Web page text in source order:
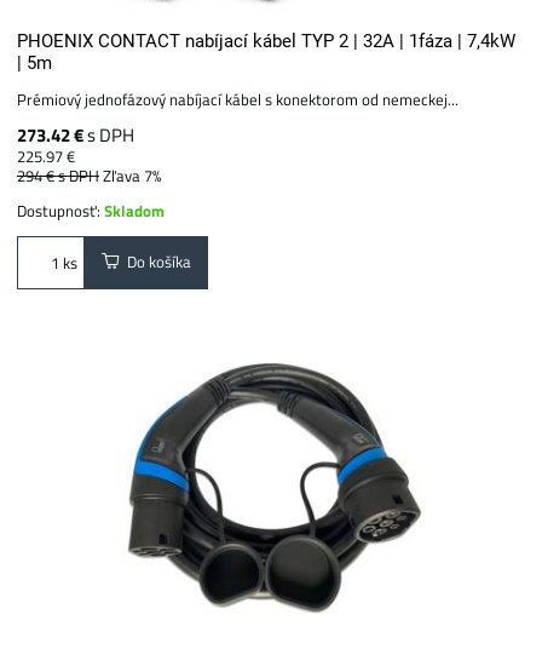
PHOENIX CONTACT nabíjací kábel TYP 2 | 32A | 1fáza | 7,4kW
| 5m
Prémiový jednofázový nabíjací kábel s konektorom od nemeckej...
273.42 €s DPH
225.97 €
294 €s DPHZľava 7%
Dostupnosť:Skladom
ks Do košíka